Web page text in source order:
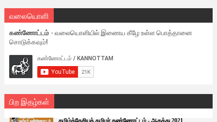
வலையொளி
கண்ணோட்டம் - வலையொளியில் இணைய கீழே உள்ள பொத்தானை
சொடுக்கவும்!
பிற இதழ்கள்